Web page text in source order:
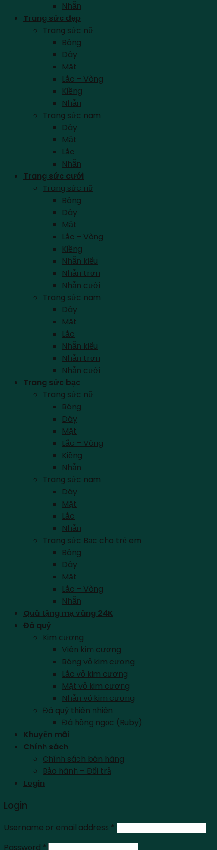
Nhẫn
Trang sức đẹp
Trang sức nữ
Bông
Dây
Mặt
Lắc – Vòng
Kiềng
Nhẫn
Trang sức nam
Dây
Mặt
Lắc
Nhẫn
Trang sức cưới
Trang sức nữ
Bông
Dây
Mặt
Lắc – Vòng
Kiềng
Nhẫn kiểu
Nhẫn trơn
Nhẫn cưới
Trang sức nam
Dây
Mặt
Lắc
Nhẫn kiểu
Nhẫn trơn
Nhẫn cưới
Trang sức bạc
Trang sức nữ
Bông
Dây
Mặt
Lắc – Vòng
Kiềng
Nhẫn
Trang sức nam
Dây
Mặt
Lắc
Nhẫn
Trang sức Bạc cho trẻ em
Bông
Dây
Mặt
Lắc – Vòng
Nhẫn
Quà tặng mạ vàng 24K
Đá quý
Kim cương
Viên kim cương
Bông vỏ kim cương
Lắc vỏ kim cương
Mặt vỏ kim cương
Nhẫn vỏ kim cương
Đá quý thiên nhiên
Đá hồng ngọc (Ruby)
Khuyến mãi
Chính sách
Chính sách bán hàng
Bảo hành – Đổi trả
Login
Login
Username or email address *
Password *